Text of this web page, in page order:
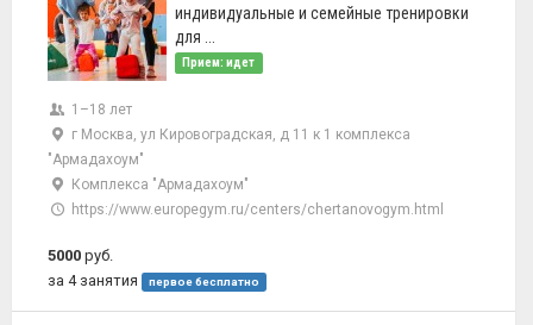
индивидуальные и семейные тренировки
для ...
Прием: идет
1–18 лет
г Москва, ул Кировоградская, д 11 к 1 комплекса
"Армадахоум"
Комплекса "Армадахоум"
https://www.europegym.ru/centers/chertanovogym.html
5000 руб.
за 4 занятия
первое бесплатно